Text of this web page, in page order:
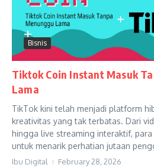
Bisnis
Tiktok Coin Instant Masuk
Lama
TikTok kini telah menjadi platform
kreativitas yang tak terbatas. Dari
hingga live streaming interaktif,
untuk menarik perhatian jutaan
Ibu Digital February 28, 2026